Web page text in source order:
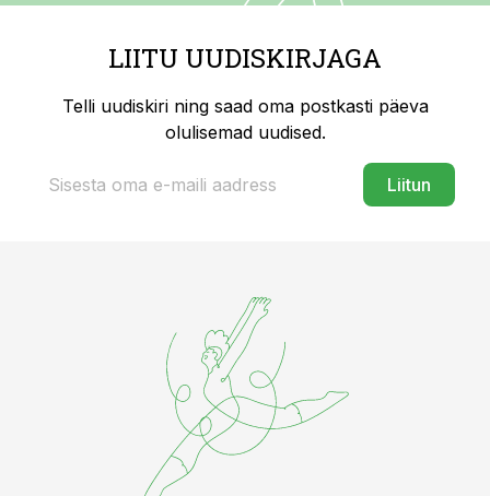
LIITU UUDISKIRJAGA
Telli uudiskiri ning saad oma postkasti päeva
olulisemad uudised.
Liitun